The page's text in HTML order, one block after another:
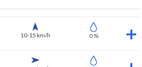
10-15 km/h 0 %